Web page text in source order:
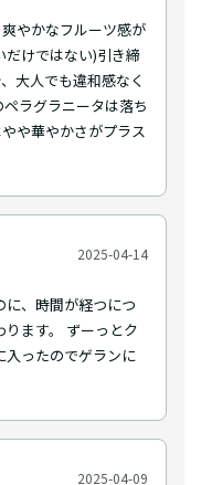
やかなフルーツ感が
だけではない)引き締
大人でも違和感なく
ラグラニータは落ち
や華やかさがプラス
2025-04-14
に、時間が経つにつ
ます。 ずーっとク
入ったのでゲランに
2025-04-09